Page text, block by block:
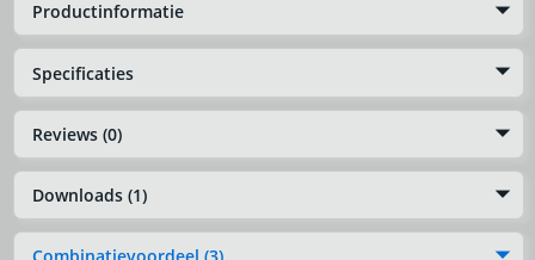
Productinformatie
Specificaties
Reviews (0)
Downloads (1)